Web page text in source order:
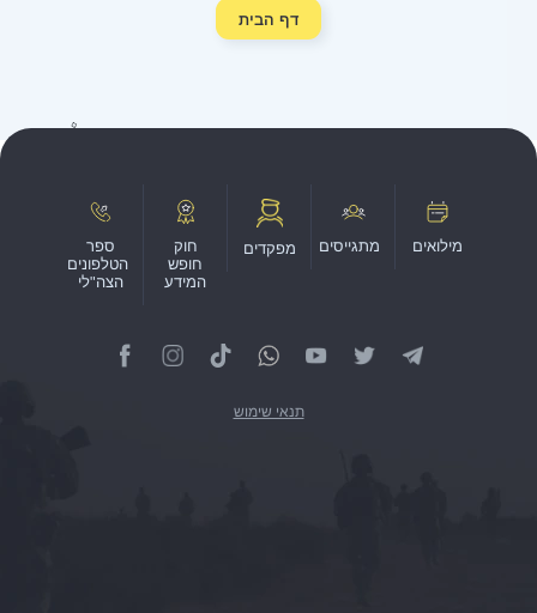
דף הבית
מילואים מתגייסים מפקדים
חוק
חופש
המידע
ספר
הטלפונים
הצה"לי
תנאי שימוש